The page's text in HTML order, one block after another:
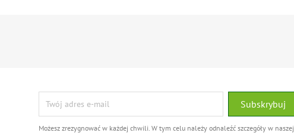
Możesz zrezygnować w każdej chwili. W tym celu należy odnaleźć szczegóły w naszej